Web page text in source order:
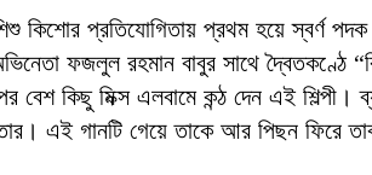
কিশোর প্রতিযোগিতায় প্রথম হয়ে স্বর্ণ
ফজলুল রহমান বাবুর সাথে দ্বৈতকণ্ঠে
কিছু মিক্স এলবামে কন্ঠ দেন এই শিল্পী।
এই গানটি গেয়ে তাকে আর পিছন ফিরে